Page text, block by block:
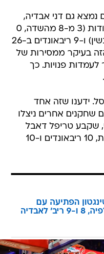
נמצא גם דני אבדיה,
שסיים את המשחק עם 8 נקודות (3 מ-8 מהשדה, 0
מ-4 מהשלוש, 2 מ-2 מהעונשין) ו-9 ריבאונדים ב-26
בעיקר ממסירות של
פנויות. כך
ידענו שזה אחד
שחקנים אחרים ניצלו
שקבע טריפל דאבל
ראשון בקריירה עם 14 נקודות, 10 ריבאונדים ו-10
הפתיעה עם